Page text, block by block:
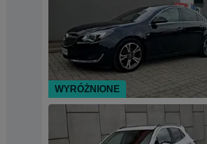
WYRÓŻNIONE